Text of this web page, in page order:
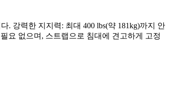
. 강력한 지지력: 최대 400 lbs(약 181kg)까지 안
요 없으며, 스트랩으로 침대에 견고하게 고정